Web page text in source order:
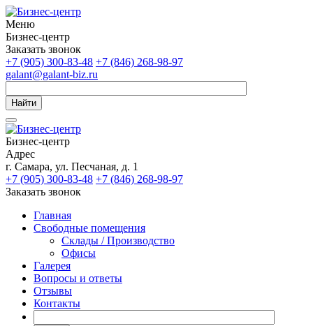
Меню
Бизнес-центр
Заказать звонок
+7 (905) 300-83-48 +7 (846) 268-98-97
galant@galant-biz.ru
Найти
Бизнес-центр
Адрес
г. Самара, ул. Песчаная, д. 1
+7 (905) 300-83-48 +7 (846) 268-98-97
Заказать звонок
Главная
Свободные помещения
Склады / Производство
Офисы
Галерея
Вопросы и ответы
Отзывы
Контакты